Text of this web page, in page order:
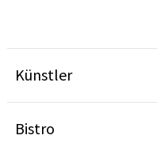
Künstler
Bistro